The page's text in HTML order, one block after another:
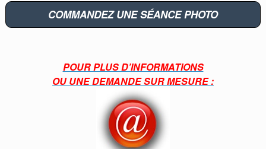
COMMANDEZ UNE SÉANCE PHOTO
POUR PLUS D’INFORMATIONS
OU UNE DEMANDE SUR MESURE :